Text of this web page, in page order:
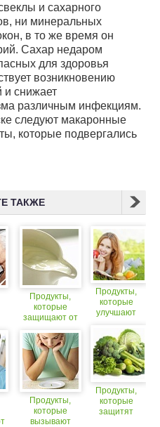
и сахарного
ни минеральных
в то же время он
Сахар недаром
для здоровья
возникновению
и снижает
различным инфекциям.
следуют макаронные
которые подвергались
ТАКЖЕ
Продукты,
которые
защищают от
Продукты,
которые
вызывают
Продукты,
которые
улучшают
кожи
Продукты,
которые
защитят